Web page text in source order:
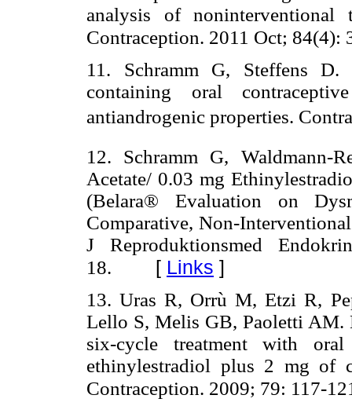
analysis of
Contraception. 2011 Oct; 84(4):
11. Schramm G, Steffens
containing oral
antiandrogenic properties.
12. Schramm G,
Acetate/ 0.03 mg
(Belara® Evaluation on
Comparative, Non-
J Reproduktionsmed
18. [ Links ]
13. Uras R, Orrù M, Etzi R,
Lello S, Melis GB, Paoletti AM.
six-cycle treatment with
ethinylestradiol plus 2 mg of
Contraception. 2009; 79: 117-